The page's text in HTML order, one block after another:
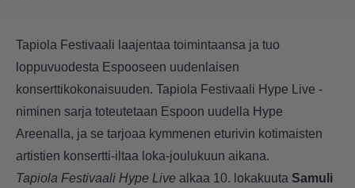
Tapiola Festivaali laajentaa toimintaansa ja tuo
loppuvuodesta Espooseen uudenlaisen
konserttikokonaisuuden. Tapiola Festivaali Hype Live -
niminen sarja toteutetaan Espoon uudella Hype
Areenalla, ja se tarjoaa kymmenen eturivin kotimaisten
artistien konsertti-iltaa loka-joulukuun aikana.
Tapiola Festivaali Hype Live alkaa 10. lokakuuta Samuli